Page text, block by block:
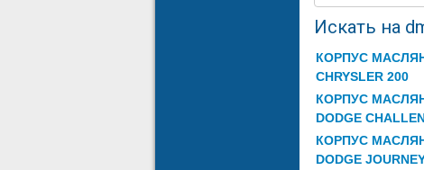
Искать на
КОРПУС
CHRYSLER 200
КОРПУС
DODGE
КОРПУС
DODGE